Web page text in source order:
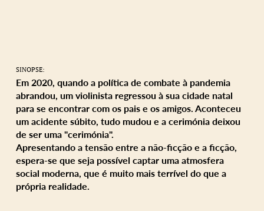
SINOPSE:
Em 2020, quando a política de combate à pandemia
abrandou, um violinista regressou à sua cidade natal
para se encontrar com os pais e os amigos. Aconteceu
um acidente súbito, tudo mudou e a cerimónia deixou
de ser uma "cerimónia".
Apresentando a tensão entre a não-ficção e a ficção,
espera-se que seja possível captar uma atmosfera
social moderna, que é muito mais terrível do que a
própria realidade.